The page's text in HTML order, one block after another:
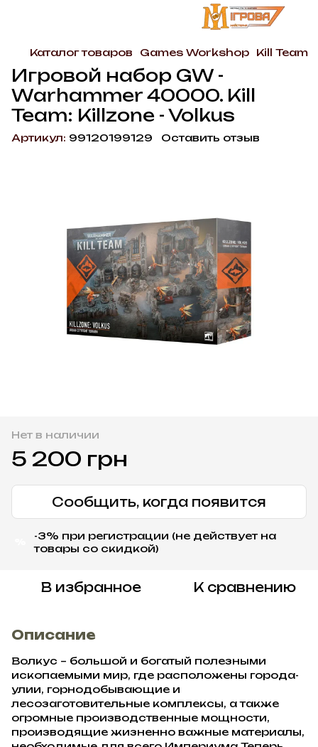
Каталог товаров Games Workshop Kill Team
Игровой набор GW -
Warhammer 40000. Kill
Team: Killzone - Volkus
Артикул: 99120199129 Оставить отзыв
Нет в наличии
5 200 грн
Сообщить, когда появится
-3% при регистрации (не действует на
товары со скидкой)
В избранное К сравнению
Описание
Волкус – большой и богатый полезными
ископаемыми мир, где расположены города-
улии, горнодобывающие и
лесозаготовительные комплексы, а также
огромные производственные мощности,
производящие жизненно важные материалы,